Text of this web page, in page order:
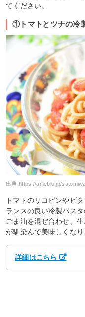
てください。
①トマトとツナの冷
出典:https://ameblo.jp/
トマトのリコピンやビ
ランスの良い冷製パス
ごま油を混ぜ合わせ、
が馴染んで美味しくなり
詳細はこちら